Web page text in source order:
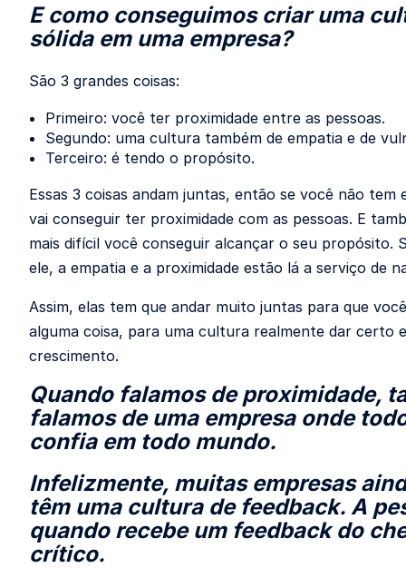
E como conseguimos criar uma
sólida em uma empresa?
São 3 grandes coisas:
Primeiro: você ter proximidade entre as pessoas.
Segundo: uma cultura também de empatia e de
Terceiro: é tendo o propósito.
Essas 3 coisas andam juntas, então se você não tem
vai conseguir ter proximidade com as pessoas. E
mais difícil você conseguir alcançar o seu propósito.
ele, a empatia e a proximidade estão lá a serviço de
Assim, elas tem que andar muito juntas para que
alguma coisa, para uma cultura realmente dar certo
crescimento.
Quando falamos de proximidade,
falamos de uma empresa onde
confia em todo mundo.
Infelizmente, muitas empresas
têm uma cultura de feedback. A
quando recebe um feedback do
crítico.